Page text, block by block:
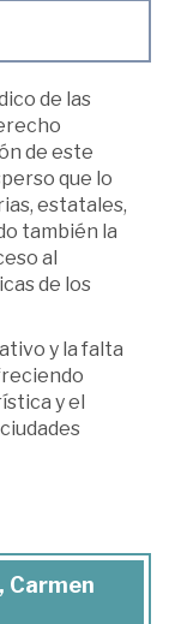
de las
de este
que lo
estatales,
también la
al
de los
y la falta
y el
Carmen